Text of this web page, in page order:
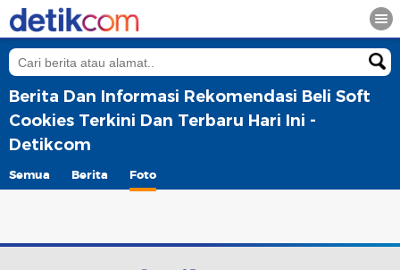
Berita Dan Informasi Rekomendasi Beli Soft
Cookies Terkini Dan Terbaru Hari Ini -
Detikcom
Semua Berita Foto